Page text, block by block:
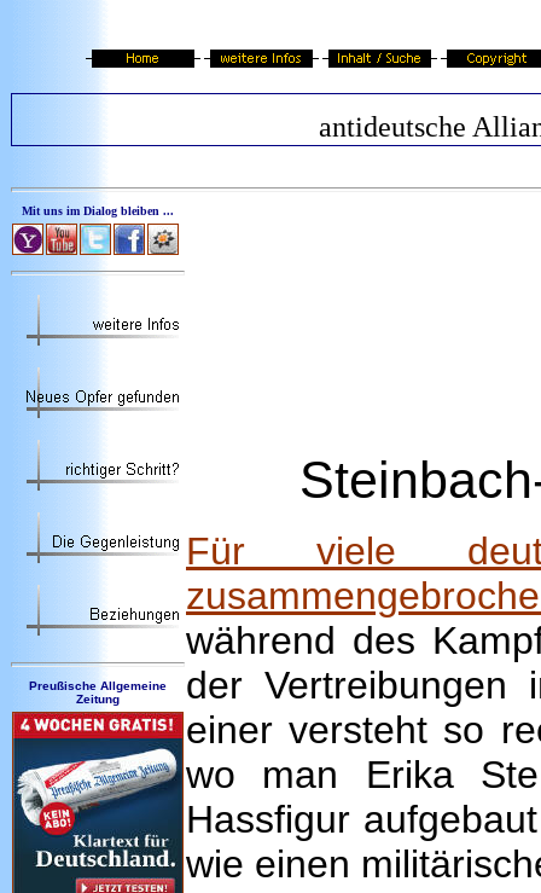
antideutsche
Mit uns im Dialog bleiben ...
Preußische Allgemeine
Zeitung
Für viele
während des
der
einer versteht so
wo man Erika
Hassfigur
wie einen